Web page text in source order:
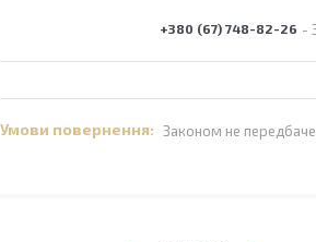
+380 (67) 748-82-26
Законом не